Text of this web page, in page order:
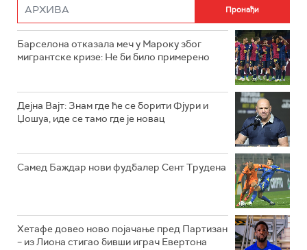
Барселона отказала меч у Мароку због
мигрантске кризе: Не би било примерено
Дејна Вајт: Знам где ће се борити Фјури и
Џошуа, иде се тамо где је новац
Самед Баждар нови фудбалер Сент Трудена
Хетафе довео ново појачање пред Партизан
– из Лиона стигао бивши играч Евертона